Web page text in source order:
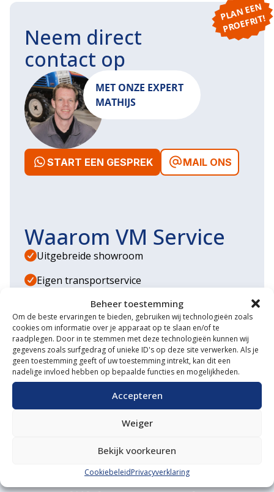
Beheer toestemming
Om de beste ervaringen te bieden, gebruiken wij technologieën zoals
cookies om informatie over je apparaat op te slaan en/of te
raadplegen. Door in te stemmen met deze technologieën kunnen wij
gegevens zoals surfgedrag of unieke ID's op deze site verwerken. Als je
geen toestemming geeft of uw toestemming intrekt, kan dit een
nadelige invloed hebben op bepaalde functies en mogelijkheden.
Accepteren
Weiger
Bekijk voorkeuren
CookiebeleidPrivacyverklaring
P
L
A
N
E
E
N
P
R
O
E
F
RI
T!
Neem direct
contact op
MET ONZE EXPERT
MATHIJS
START EEN GESPREK MAIL ONS
Waarom VM Service
Uitgebreide showroom
Eigen transportservice
Gespecialiseerde werkplaats
Diverse aanbouwwerktuigen
Grote voorraad minitrekkers
Grootste in kleine tractoren